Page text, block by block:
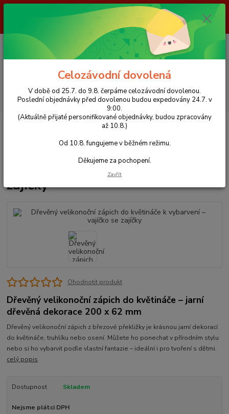
V době od 25.7. do 9.8. čerpáme celozávodní dovolenou. Poslední
objednávky před dovolenou budou expedovány 24.7. v 9:00. Od 10.8.
fungujeme v běžném režimu. Děkujeme za pochopení.
Hledat
+420 723 423 916
(Po-Pá, 8-16 hod.)
0 Kč
Úvod Dřevěné tvoření Velikonoční Zápichy
Dřevěný velikonoční
zápich do květináče k vybarvení – vajíčko se zajíčky
Dřevěný velikonoční zápich do
květináče k vybarvení – vajíčko se
zajíčky
Ohodnotit produkt
Dřevěný velikonoční zápich do květináče – jarní
dřevěná dekorace 200 x 62 mm
Dřevěný velikonoční zápich z březové překližky je krásnou jarní dekorací
do květináče, truhlíku nebo osení. Můžete ho ponechat v přírodním stylu
nebo si ho vybarvit podle vlastní fantazie – ideální i pro tvoření s dětmi.
celý popis
Dostupnost Skladem
Nejsme plátci DPH
Celozávodní dovolená
V době od 25.7. do 9.8. čerpáme celozávodní dovolenou.
Poslední objednávky před dovolenou budou expedovány 24.7. v
9:00.
(Aktuálně přijaté personifikované objednávky, budou zpracovány
až 10.8.)
Od 10.8. fungujeme v běžném režimu.
Děkujeme za pochopení.
Zavřít